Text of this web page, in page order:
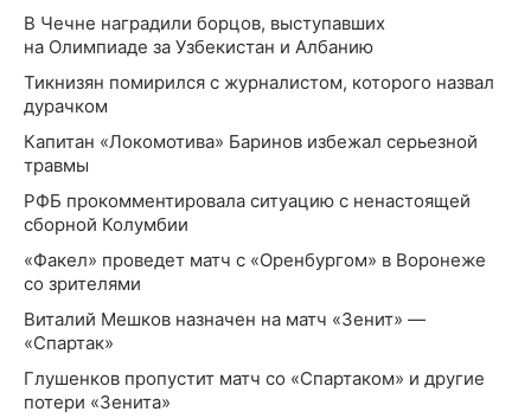
В Чечне наградили борцов, выступавших
на Олимпиаде за Узбекистан и Албанию
Тикнизян помирился с журналистом, которого назвал
дурачком
Капитан «Локомотива» Баринов избежал серьезной
травмы
РФБ прокомментировала ситуацию с ненастоящей
сборной Колумбии
«Факел» проведет матч с «Оренбургом» в Воронеже
со зрителями
Виталий Мешков назначен на матч «Зенит» —
«Спартак»
Глушенков пропустит матч со «Спартаком» и другие
потери «Зенита»